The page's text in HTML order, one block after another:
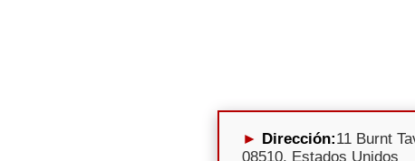
Dirección:11 Burnt
08510, Estados Unidos